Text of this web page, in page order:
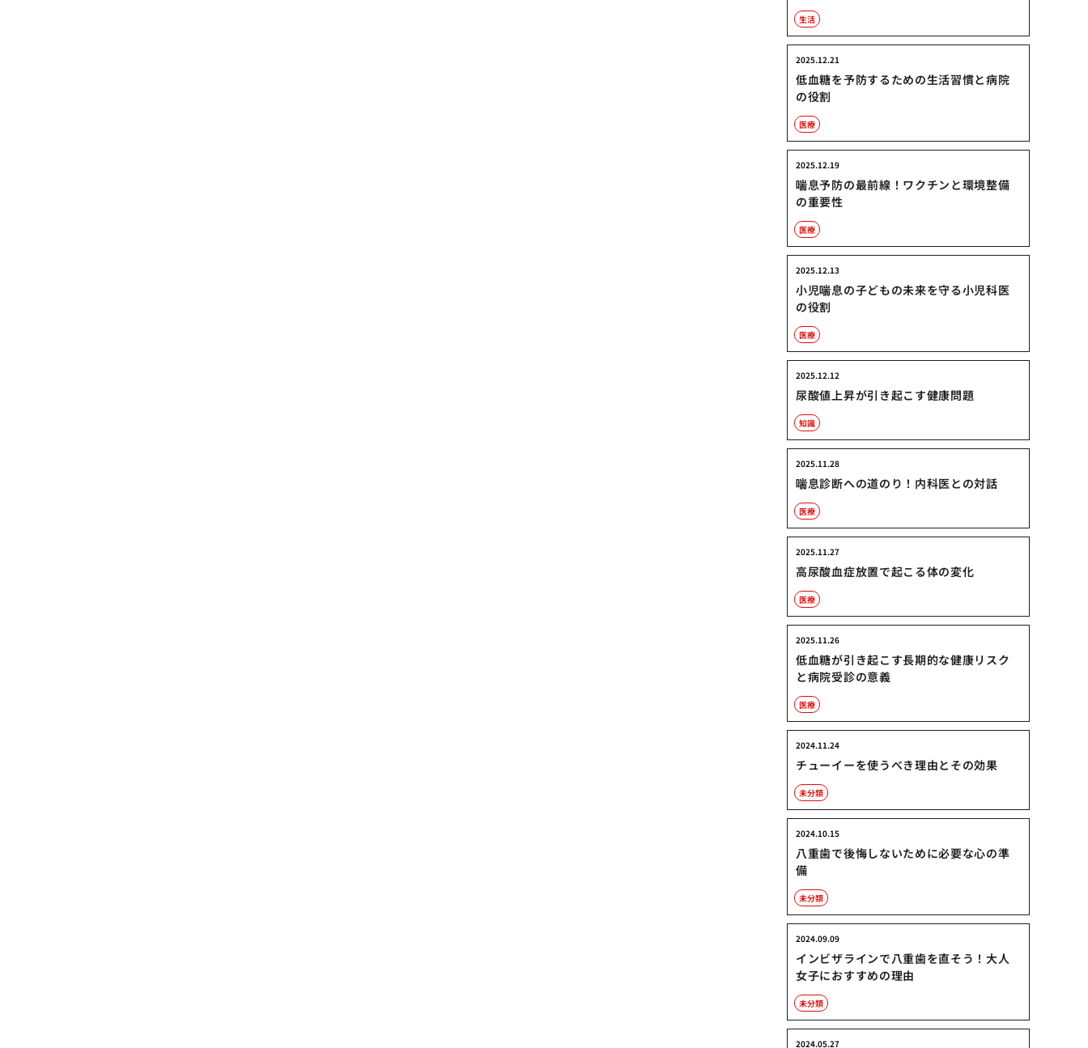
生活
低血糖を予防するための生活習慣と病院
の役割
2025.12.21
医療
喘息予防の最前線！ワクチンと環境整備
の重要性
2025.12.19
医療
小児喘息の子どもの未来を守る小児科医
の役割
2025.12.13
医療
尿酸値上昇が引き起こす健康問題
2025.12.12
知識
喘息診断への道のり！内科医との対話
2025.11.28
医療
高尿酸血症放置で起こる体の変化
2025.11.27
医療
低血糖が引き起こす長期的な健康リスク
と病院受診の意義
2025.11.26
医療
チューイーを使うべき理由とその効果
2024.11.24
未分類
八重歯で後悔しないために必要な心の準
備
2024.10.15
未分類
インビザラインで八重歯を直そう！大人
女子におすすめの理由
2024.09.09
未分類
2024.05.27